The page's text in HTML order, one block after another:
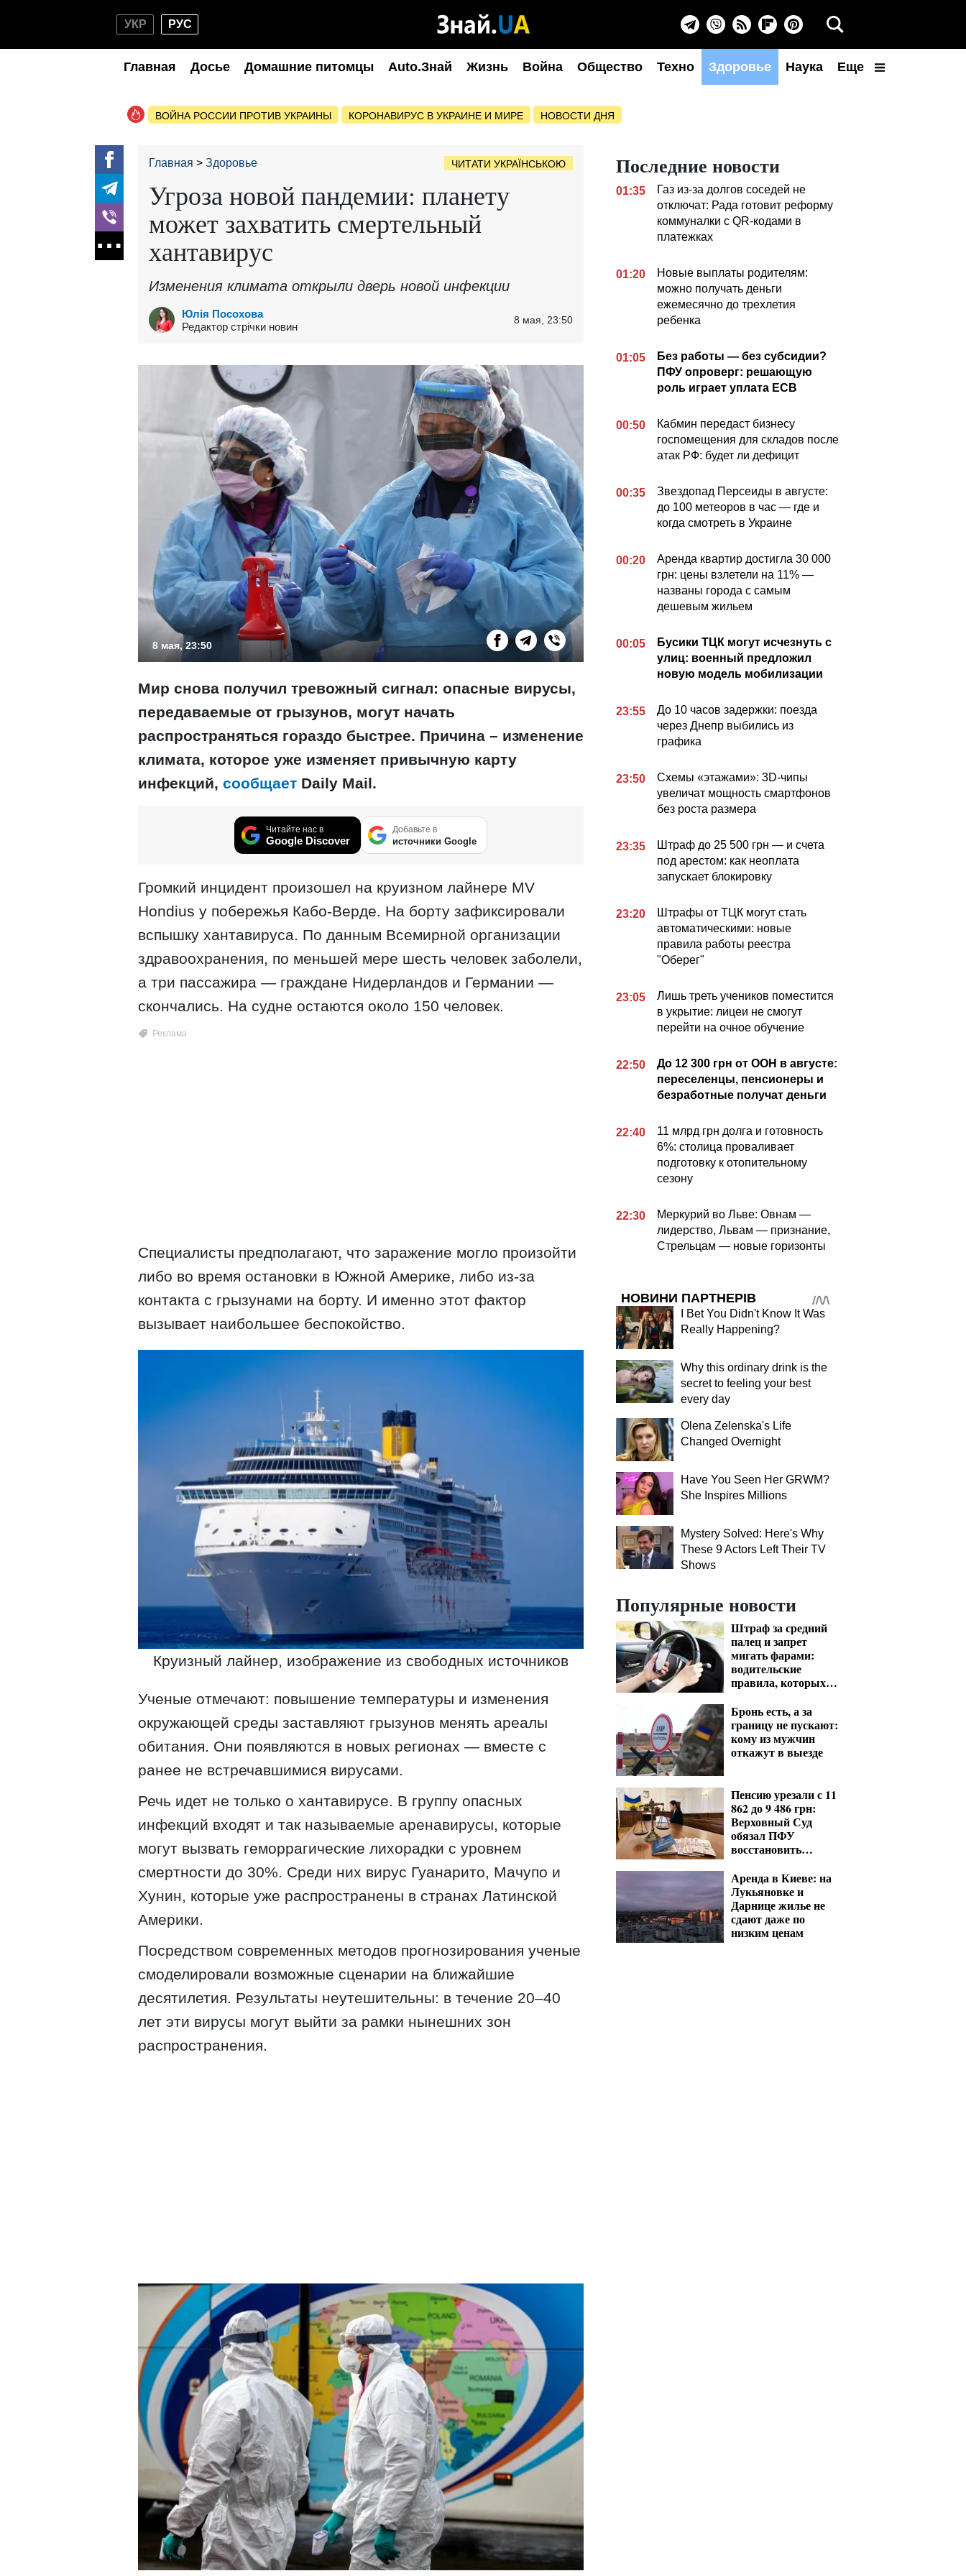
УКР РУС
Главная Досье Домашние питомцы Auto.Знай Жизнь Война Общество Техно Здоровье Наука Еще
ВОЙНА РОССИИ ПРОТИВ УКРАИНЫ КОРОНАВИРУС В УКРАИНЕ И МИРЕ НОВОСТИ ДНЯ
Главная Здоровье ЧИТАТИ УКРАЇНСЬКОЮ
Угроза новой пандемии: планету
может захватить смертельный
хантавирус
Изменения климата открыли дверь новой инфекции
Юлія Посохова
Редактор стрічки новин
8 мая, 23:50
8 мая, 23:50
Мир снова получил тревожный сигнал: опасные вирусы,
передаваемые от грызунов, могут начать
распространяться гораздо быстрее. Причина – изменение
климата, которое уже изменяет привычную карту
инфекций, сообщает Daily Mail.
Читайте нас в
Google Discover
Добавьте в
источники Google
Громкий инцидент произошел на круизном лайнере MV
Hondius у побережья Кабо-Верде. На борту зафиксировали
вспышку хантавируса. По данным Всемирной организации
здравоохранения, по меньшей мере шесть человек заболели,
а три пассажира — граждане Нидерландов и Германии —
скончались. На судне остаются около 150 человек.
Специалисты предполагают, что заражение могло произойти
либо во время остановки в Южной Америке, либо из-за
контакта с грызунами на борту. И именно этот фактор
вызывает наибольшее беспокойство.
Круизный лайнер, изображение из свободных источников
Ученые отмечают: повышение температуры и изменения
окружающей среды заставляют грызунов менять ареалы
обитания. Они появляются в новых регионах — вместе с
ранее не встречавшимися вирусами.
Речь идет не только о хантавирусе. В группу опасных
инфекций входят и так называемые аренавирусы, которые
могут вызвать геморрагические лихорадки с уровнем
смертности до 30%. Среди них вирус Гуанарито, Мачупо и
Хунин, которые уже распространены в странах Латинской
Америки.
Посредством современных методов прогнозирования ученые
смоделировали возможные сценарии на ближайшие
десятилетия. Результаты неутешительны: в течение 20–40
лет эти вирусы могут выйти за рамки нынешних зон
распространения.
Последние новости
01:35
Газ из-за долгов соседей не
отключат: Рада готовит реформу
коммуналки с QR-кодами в
платежках
01:20
Новые выплаты родителям:
можно получать деньги
ежемесячно до трехлетия
ребенка
01:05
Без работы — без субсидии?
ПФУ опроверг: решающую
роль играет уплата ЕСВ
00:50
Кабмин передаст бизнесу
госпомещения для складов после
атак РФ: будет ли дефицит
00:35
Звездопад Персеиды в августе:
до 100 метеоров в час — где и
когда смотреть в Украине
00:20
Аренда квартир достигла 30 000
грн: цены взлетели на 11% —
названы города с самым
дешевым жильем
00:05
Бусики ТЦК могут исчезнуть с
улиц: военный предложил
новую модель мобилизации
23:55
До 10 часов задержки: поезда
через Днепр выбились из
графика
23:50
Схемы «этажами»: 3D-чипы
увеличат мощность смартфонов
без роста размера
23:35
Штраф до 25 500 грн — и счета
под арестом: как неоплата
запускает блокировку
23:20
Штрафы от ТЦК могут стать
автоматическими: новые
правила работы реестра
"Оберег"
23:05
Лишь треть учеников поместится
в укрытие: лицеи не смогут
перейти на очное обучение
22:50
До 12 300 грн от ООН в августе:
переселенцы, пенсионеры и
безработные получат деньги
22:40
11 млрд грн долга и готовность
6%: столица проваливает
подготовку к отопительному
сезону
22:30
Меркурий во Льве: Овнам —
лидерство, Львам — признание,
Стрельцам — новые горизонты
НОВИНИ ПАРТНЕРІВ
I Bet You Didn't Know It Was
Really Happening?
Why this ordinary drink is the
secret to feeling your best
every day
Olena Zelenska's Life
Changed Overnight
Have You Seen Her GRWM?
She Inspires Millions
Mystery Solved: Here's Why
These 9 Actors Left Their TV
Shows
Популярные новости
Штраф за средний
палец и запрет
мигать фарами:
водительские
правила, которых
Бронь есть, а за
границу не пускают:
кому из мужчин
откажут в выезде
Пенсию урезали с 11
862 до 9 486 грн:
Верховный Суд
обязал ПФУ
восстановить
Аренда в Киеве: на
Лукьяновке и
Дарнице жилье не
сдают даже по
низким ценам